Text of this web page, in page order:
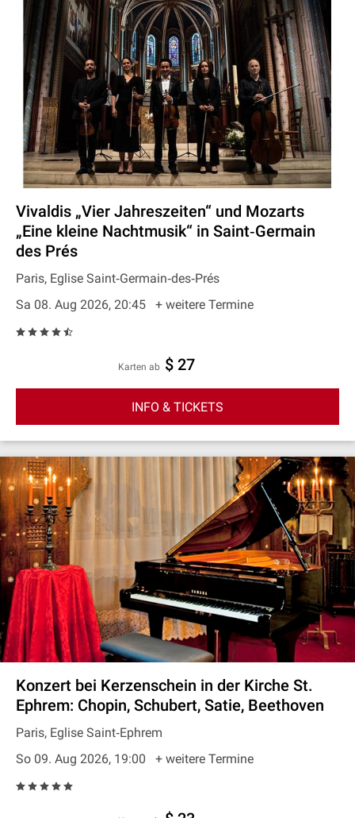
Vivaldis „Vier Jahreszeiten“ und Mozarts
„Eine kleine Nachtmusik“ in Saint‐Germain
des Prés
Paris, Eglise Saint‐Germain‐des‐Prés
Sa 08. Aug 2026, 20:45
+ weitere Termine
Karten ab $ 27
INFO & TICKETS
Konzert bei Kerzenschein in der Kirche St.
Ephrem: Chopin, Schubert, Satie, Beethoven
Paris, Eglise Saint‐Ephrem
So 09. Aug 2026, 19:00
+ weitere Termine